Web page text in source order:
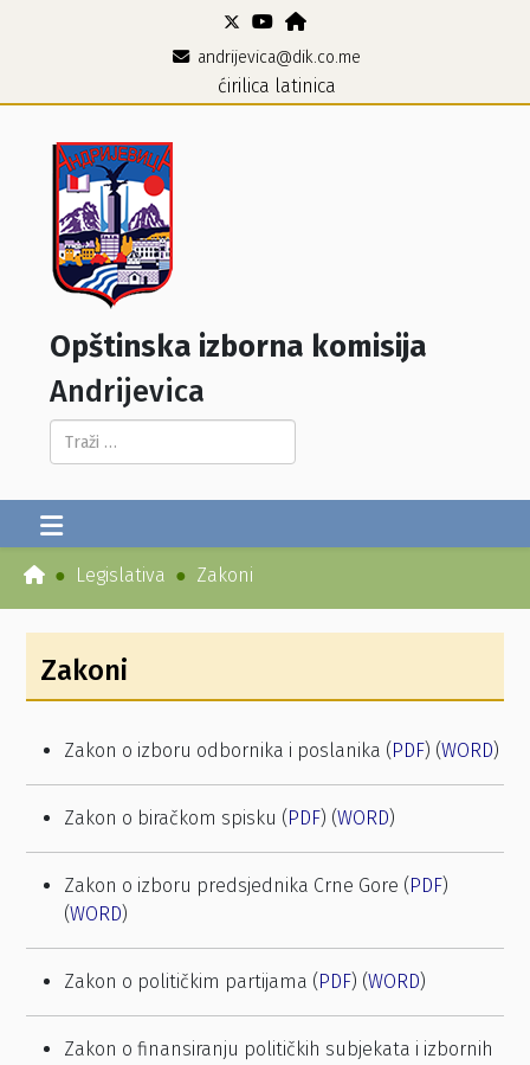
andrijevica@dik.co.me
ćirilica latinica
Opštinska izborna komisija
Andrijevica
Pretraga...
Legislativa Zakoni
Zakoni
Zakon o izboru odbornika i poslanika (PDF) (WORD)
Zakon o biračkom spisku (PDF) (WORD)
Zakon o izboru predsjednika Crne Gore (PDF)
(WORD)
Zakon o političkim partijama (PDF) (WORD)
Zakon o finansiranju političkih subjekata i izbornih